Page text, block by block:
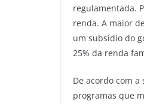
regulamentada.
renda. A maior
um subsídio do
25% da renda
De acordo com
programas que